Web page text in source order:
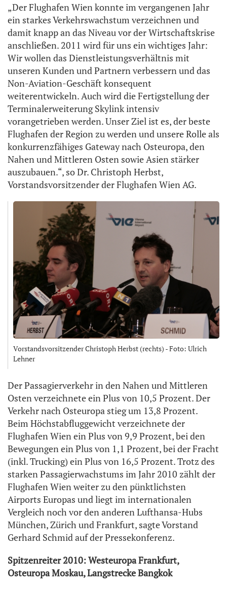
„Der Flughafen Wien konnte im vergangenen Jahr
ein starkes Verkehrswachstum verzeichnen und
damit knapp an das Niveau vor der Wirtschaftskrise
anschließen. 2011 wird für uns ein wichtiges Jahr:
Wir wollen das Dienstleistungsverhältnis mit
unseren Kunden und Partnern verbessern und das
Non-Aviation-Geschäft konsequent
weiterentwickeln. Auch wird die Fertigstellung der
Terminalerweiterung Skylink intensiv
vorangetrieben werden. Unser Ziel ist es, der beste
Flughafen der Region zu werden und unsere Rolle als
konkurrenzfähiges Gateway nach Osteuropa, den
Nahen und Mittleren Osten sowie Asien stärker
auszubauen.“, so Dr. Christoph Herbst,
Vorstandsvorsitzender der Flughafen Wien AG.
Vorstandsvorsitzender Christoph Herbst (rechts) - Foto: Ulrich
Lehner
Der Passagierverkehr in den Nahen und Mittleren
Osten verzeichnete ein Plus von 10,5 Prozent. Der
Verkehr nach Osteuropa stieg um 13,8 Prozent.
Beim Höchstabfluggewicht verzeichnete der
Flughafen Wien ein Plus von 9,9 Prozent, bei den
Bewegungen ein Plus von 1,1 Prozent, bei der Fracht
(inkl. Trucking) ein Plus von 16,5 Prozent. Trotz des
starken Passagierwachstums im Jahr 2010 zählt der
Flughafen Wien weiter zu den pünktlichsten
Airports Europas und liegt im internationalen
Vergleich noch vor den anderen Lufthansa-Hubs
München, Zürich und Frankfurt, sagte Vorstand
Gerhard Schmid auf der Pressekonferenz.
Spitzenreiter 2010: Westeuropa Frankfurt,
Osteuropa Moskau, Langstrecke Bangkok